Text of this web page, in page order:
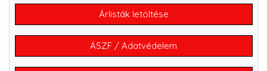
Árlisták letöltése
ÁSZF / Adatvédelem